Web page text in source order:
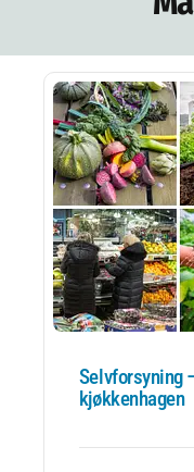
Selvforsyning
kjøkkenhagen